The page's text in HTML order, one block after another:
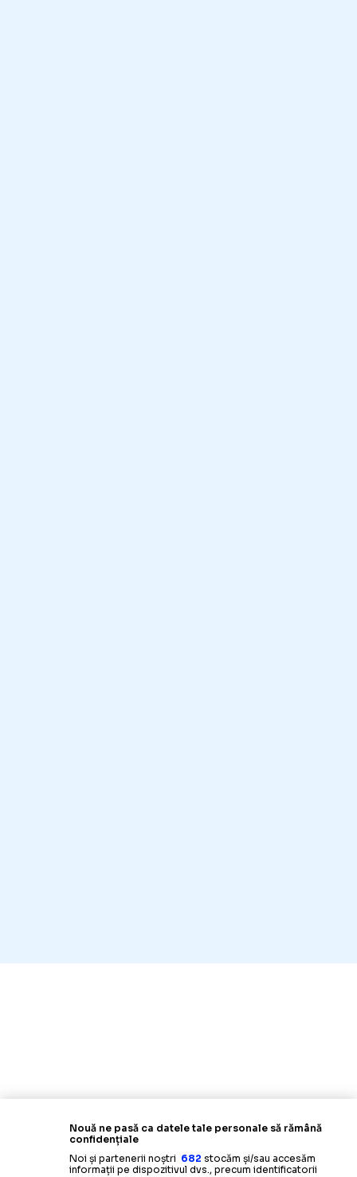
Nouă ne pasă ca datele tale personale să rămână
confidențiale
Noi și partenerii noștri 682 stocăm și/sau accesăm
informații pe dispozitivul dvs., precum identificatorii